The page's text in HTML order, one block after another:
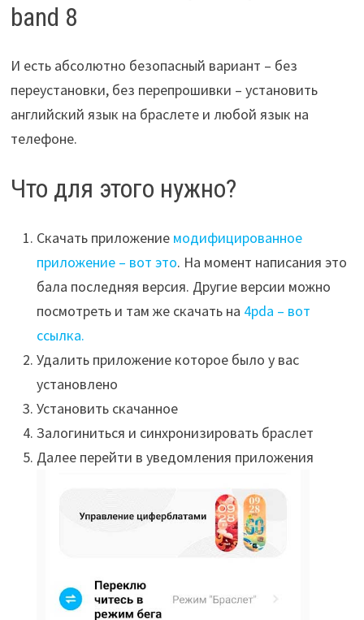
band 8
И есть абсолютно безопасный вариант – без
переустановки, без перепрошивки – установить
английский язык на браслете и любой язык на
телефоне.
Что для этого нужно?
Скачать приложение модифицированное
приложение – вот это. На момент написания это
бала последняя версия. Другие версии можно
посмотреть и там же скачать на 4pda – вот
ссылка.
Удалить приложение которое было у вас
установлено
Установить скачанное
Залогиниться и синхронизировать браслет
Далее перейти в уведомления приложения